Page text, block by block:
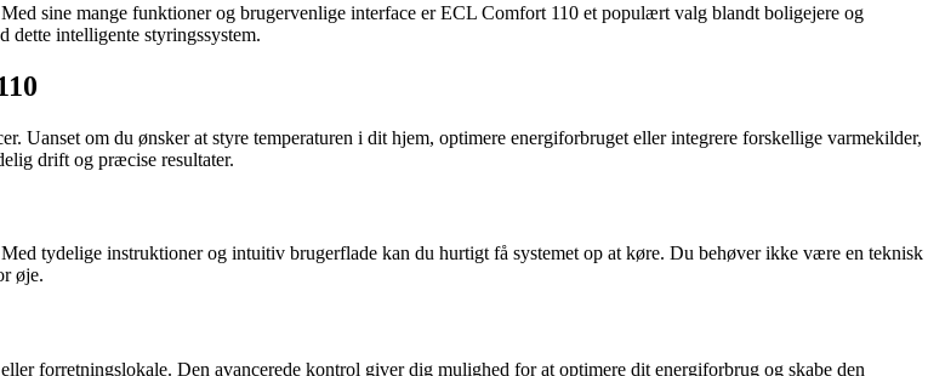
sine mange funktioner og brugervenlige interface er ECL Comfort 110 et populært valg blandt boligejere og
dette intelligente styringssystem.
Uanset om du ønsker at styre temperaturen i dit hjem, optimere energiforbruget eller integrere forskellige varmekilder,
drift og præcise resultater.
tydelige instruktioner og intuitiv brugerflade kan du hurtigt få systemet op at køre. Du behøver ikke være en teknisk
øje.
forretningslokale. Den avancerede kontrol giver dig mulighed for at optimere dit energiforbrug og skabe den